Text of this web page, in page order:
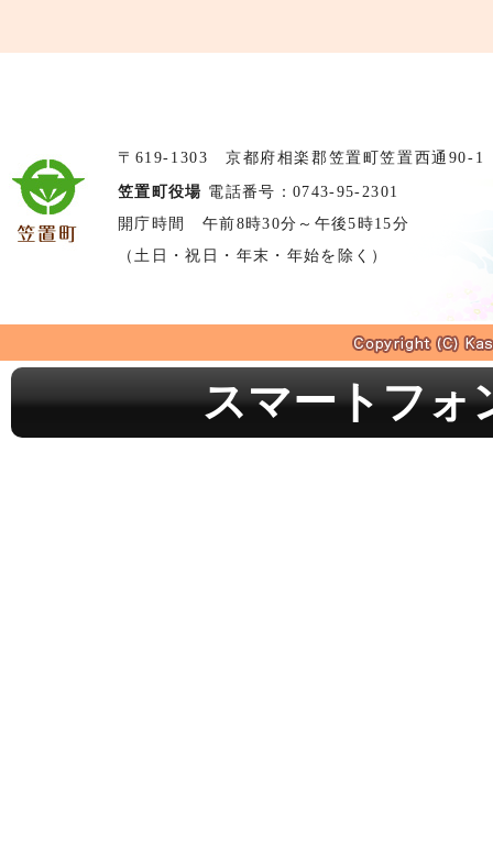
〒619-1303 京都府相楽郡笠置町笠置西通90-1
笠置町役場 電話番号：0743-95-2301
開庁時間 午前8時30分～午後5時15分
（土日・祝日・年末・年始を除く）
スマートフォ